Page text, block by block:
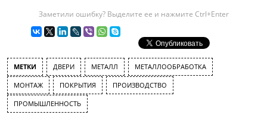
Заметили ошибку? Выделите ее и нажмите Ctrl+Enter
МЕТКИ ДВЕРИ МЕТАЛЛ МЕТАЛЛООБРАБОТКА
МОНТАЖ ПОКРЫТИЯ ПРОИЗВОДСТВО
ПРОМЫШЛЕННОСТЬ